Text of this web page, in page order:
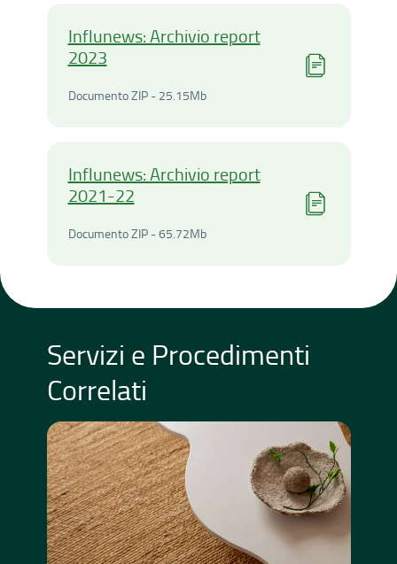
Influnews: Archivio report
2023
Documento ZIP - 25.15MbDocumento ZIP -
Influnews: Archivio report
2021-22
Documento ZIP - 65.72MbDocumento ZIP -
Servizi e Procedimenti
Correlati